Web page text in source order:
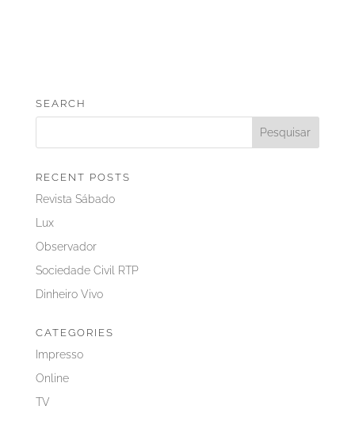
SEARCH
RECENT POSTS
Revista Sábado
Lux
Observador
Sociedade Civil RTP
Dinheiro Vivo
CATEGORIES
Impresso
Online
TV